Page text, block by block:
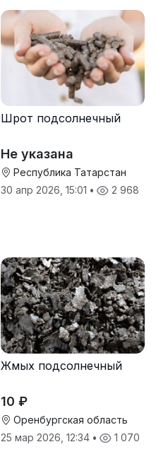
Шрот подсолнечный
Не указана
Республика Татарстан
30 апр 2026, 15:01 • 2 968
Жмых подсолнечный
10 ₽
Оренбургская область
25 мар 2026, 12:34 • 1 070